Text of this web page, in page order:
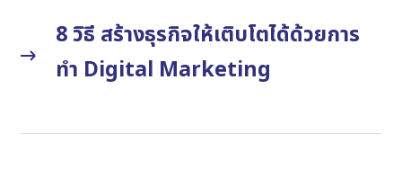
8 วิธี สร้างธุรกิจให้เติบโตได้ด้วยการ
ทำ Digital Marketing